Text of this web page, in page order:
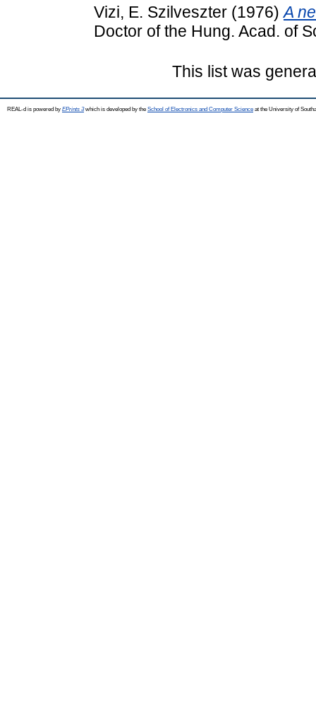
Vizi, E. Szilveszter (1976)A
Doctor of the Hung. Acad. of
This list was
REAL-d is powered by EPrints 3which is developed by the School of Electronics and Computer Science at the University of